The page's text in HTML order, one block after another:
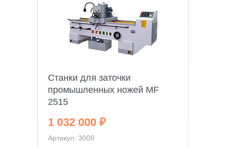
Станки для заточки
промышленных ножей MF
2515
1 032 000 ₽
Артикул: 3008